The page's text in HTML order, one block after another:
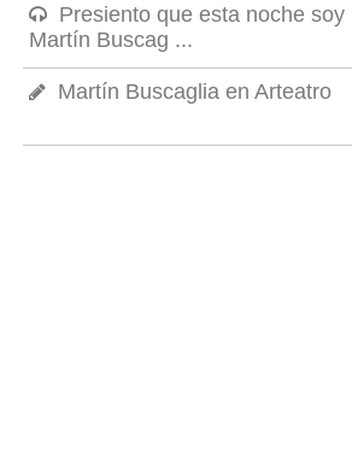
Presiento que esta noche soy
Martín Buscag ...
Martín Buscaglia en Arteatro